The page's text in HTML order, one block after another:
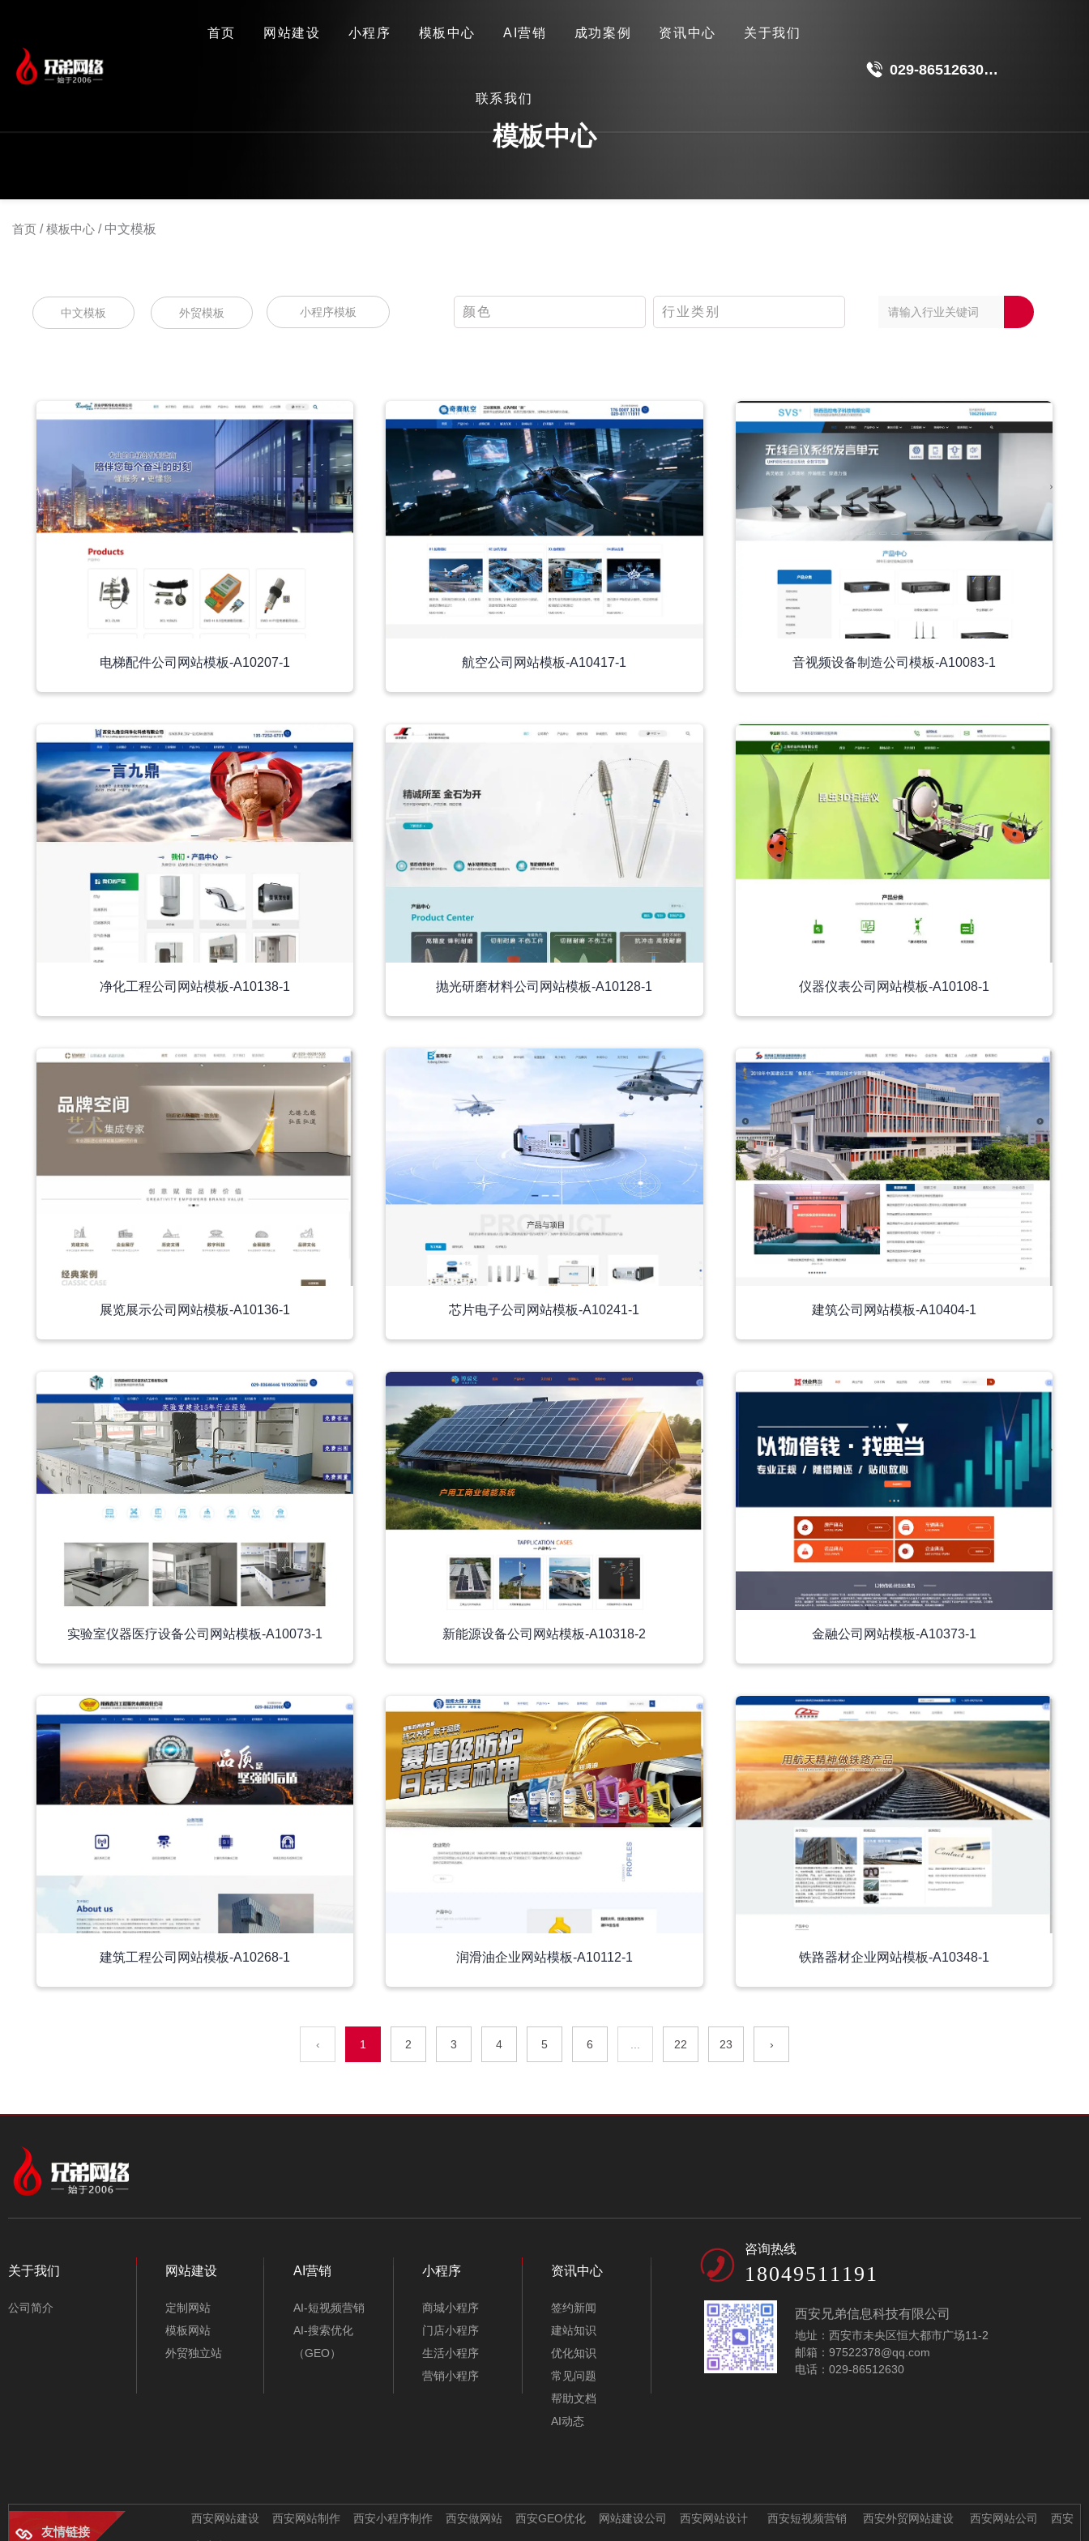
首页 网站建设 小程序 模板中心 AI营销 成功案例 资讯中心 关于我们
联系我们
029-86512630
首页 关于我们 网站建设 小程序 模板中心
模板中心
首页 /模板中心 / 中文模板
中文模板 外贸模板 小程序模板 颜色 行业类别
电梯配件公司网站模板-A10207-1 航空公司网站模板-A10417-1 音视频设备制造公司模板-A10083-1
净化工程公司网站模板-A10138-1 抛光研磨材料公司网站模板-A10128-1 仪器仪表公司网站模板-A10108-1
展览展示公司网站模板-A10136-1 芯片电子公司网站模板-A10241-1 建筑公司网站模板-A10404-1
实验室仪器医疗设备公司网站模板-A10073-1 新能源设备公司网站模板-A10318-2 金融公司网站模板-A10373-1
建筑工程公司网站模板-A10268-1 润滑油企业网站模板-A10112-1 铁路器材企业网站模板-A10348-1
‹ 1 2 3 4 5 6 ... 22 23 ›
中文模板
外贸模板
颜色
板-A10207-1
A10417-1
模板-A10083-1
净化工程公司网站模
关于我们
公司简介
网站建设
定制网站
模板网站
外贸独立站
AI营销
AI-短视频营销
AI-搜索优化
（GEO）
小程序
商城小程序
门店小程序
生活小程序
营销小程序
资讯中心
签约新闻
建站知识
优化知识
常见问题
帮助文档
AI动态
咨询热线
18049511191
西安兄弟信息科技有限公司
地址：西安市未央区恒大都市广场11-2
邮箱：97522378@qq.com
电话：029-86512630
友情链接
西安网站建设 西安网站制作 西安小程序制作 西安做网站 西安GEO优化 网站建设公司 西安网站设计 西安短视频营销 西安外贸网站建设 西安网站公司 西安